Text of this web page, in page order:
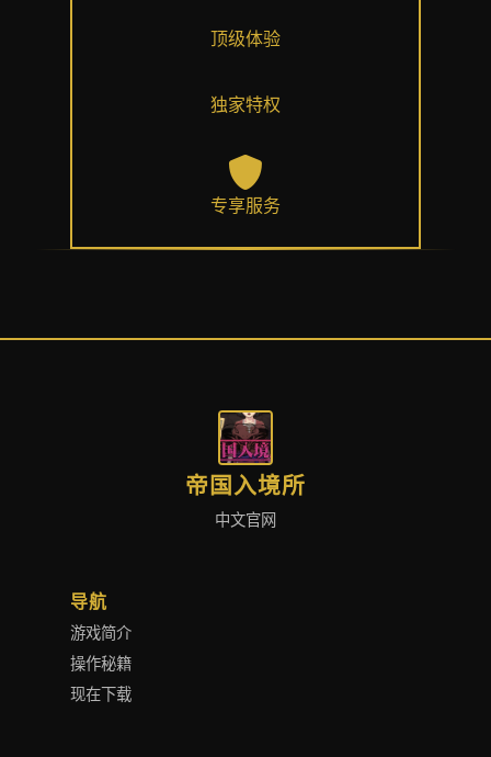
顶级体验
独家特权
专享服务
帝国入境所
中文官网
导航
游戏简介
操作秘籍
现在下载